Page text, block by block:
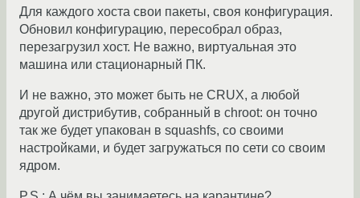
Для каждого хоста свои пакеты, своя конфигурация.
Обновил конфигурацию, пересобрал образ,
перезагрузил хост. Не важно, виртуальная это
машина или стационарный ПК.
И не важно, это может быть не CRUX, а любой
другой дистрибутив, собранный в chroot: он точно
так же будет упакован в squashfs, со своими
настройками, и будет загружаться по сети со своим
ядром.